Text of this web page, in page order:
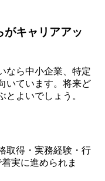
がキャリアアッ
なら中小企業、特定
いています。将来ど
よいでしょう。
取得・実務経験・行
実に進められま